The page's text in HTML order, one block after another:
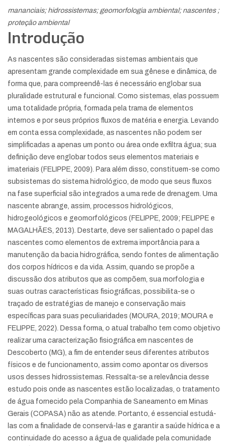
mananciais; hidrossistemas; geomorfologia ambiental; nascentes ;
proteção ambiental
Introdução
As nascentes são consideradas sistemas ambientais que
apresentam grande complexidade em sua gênese e dinâmica, de
forma que, para compreendê-las é necessário englobar sua
pluralidade estrutural e funcional. Como sistemas, elas possuem
uma totalidade própria, formada pela trama de elementos
internos e por seus próprios fluxos de matéria e energia. Levando
em conta essa complexidade, as nascentes não podem ser
simplificadas a apenas um ponto ou área onde exfiltra água; sua
definição deve englobar todos seus elementos materiais e
imateriais (FELIPPE, 2009). Para além disso, constituem-se como
subsistemas do sistema hidrológico, de modo que seus fluxos
na fase superficial são integrados a uma rede de drenagem. Uma
nascente abrange, assim, processos hidrológicos,
hidrogeológicos e geomorfológicos (FELIPPE, 2009; FELIPPE e
MAGALHÃES, 2013). Destarte, deve ser salientado o papel das
nascentes como elementos de extrema importância para a
manutenção da bacia hidrográfica, sendo fontes de alimentação
dos corpos hídricos e da vida. Assim, quando se propõe a
discussão dos atributos que as compõem, sua morfologia e
suas outras características fisiográficas, possibilita-se o
traçado de estratégias de manejo e conservação mais
específicas para suas peculiaridades (MOURA, 2019; MOURA e
FELIPPE, 2022). Dessa forma, o atual trabalho tem como objetivo
realizar uma caracterização fisiográfica em nascentes de
Descoberto (MG), a fim de entender seus diferentes atributos
físicos e de funcionamento, assim como apontar os diversos
usos desses hidrossistemas. Ressalta-se a relevância desse
estudo pois onde as nascentes estão localizadas, o tratamento
de água fornecido pela Companhia de Saneamento em Minas
Gerais (COPASA) não as atende. Portanto, é essencial estudá-
las com a finalidade de conservá-las e garantir a saúde hídrica e a
continuidade do acesso a água de qualidade pela comunidade